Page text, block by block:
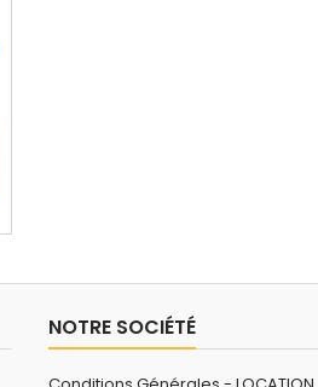
NOTRE SOCIÉTÉ